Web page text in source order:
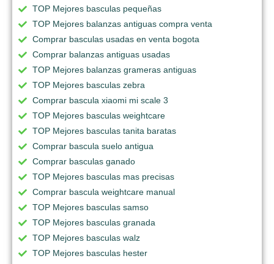
TOP Mejores basculas pequeñas
TOP Mejores balanzas antiguas compra venta
Comprar basculas usadas en venta bogota
Comprar balanzas antiguas usadas
TOP Mejores balanzas grameras antiguas
TOP Mejores basculas zebra
Comprar bascula xiaomi mi scale 3
TOP Mejores basculas weightcare
TOP Mejores basculas tanita baratas
Comprar bascula suelo antigua
Comprar basculas ganado
TOP Mejores basculas mas precisas
Comprar bascula weightcare manual
TOP Mejores basculas samso
TOP Mejores basculas granada
TOP Mejores basculas walz
TOP Mejores basculas hester